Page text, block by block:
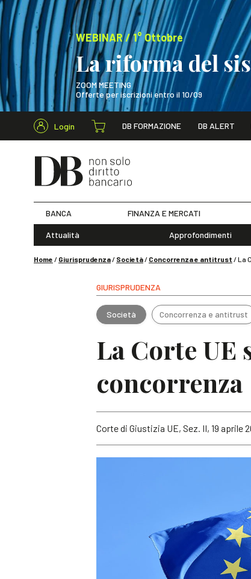
WEBINAR / 1° Ottobre
La riforma del
ZOOM MEETING
Offerte per iscrizioni entro il 10/09
WEBINAR /
Login DB FORMAZIONE DB ALERT
BANCA FINANZA E MERCATI
Attualità Approfondimenti
Home / Giurisprudenza/ Società/ Concorrenza e antitrust /La
GIURISPRUDENZA
Società Concorrenza e antitrust
La Corte UE
concorrenza
Corte di Giustizia UE, Sez. II, 19 aprile